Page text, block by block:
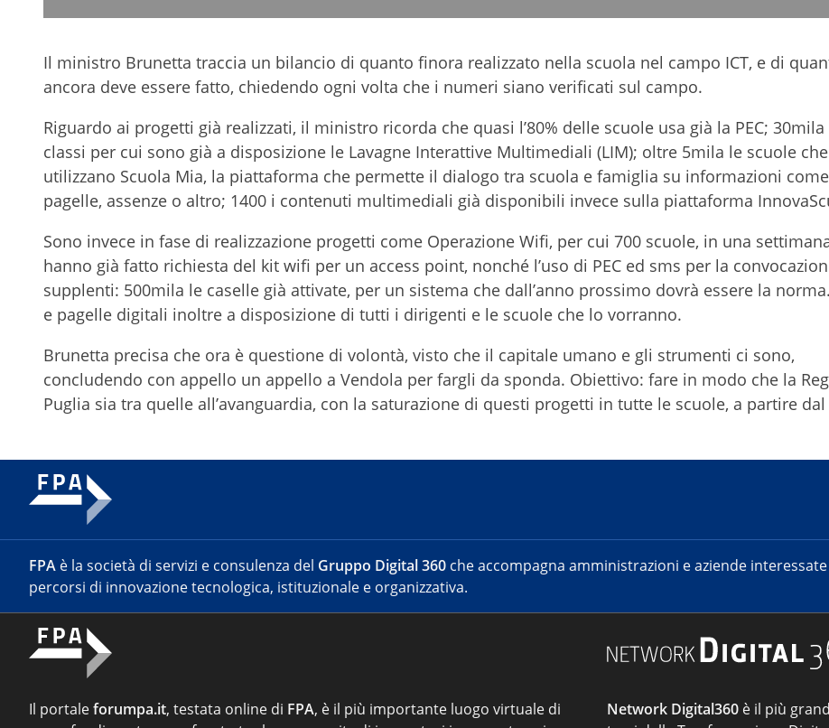
Il ministro Brunetta traccia un bilancio di quanto finora realizzato nella scuola nel campo ICT, e di
ancora deve essere fatto, chiedendo ogni volta che i numeri siano verificati sul campo.
Riguardo ai progetti già realizzati, il ministro ricorda che quasi l’80% delle scuole usa già la PEC; 30mila
classi per cui sono già a disposizione le Lavagne Interattive Multimediali (LIM); oltre 5mila le scuole che
utilizzano Scuola Mia, la piattaforma che permette il dialogo tra scuola e famiglia su informazioni come
pagelle, assenze o altro; 1400 i contenuti multimediali già disponibili invece sulla piattaforma
Sono invece in fase di realizzazione progetti come Operazione Wifi, per cui 700 scuole, in una
hanno già fatto richiesta del kit wifi per un access point, nonché l’uso di PEC ed sms per la
supplenti: 500mila le caselle già attivate, per un sistema che dall’anno prossimo dovrà essere la
e pagelle digitali inoltre a disposizione di tutti i dirigenti e le scuole che lo vorranno.
Brunetta precisa che ora è questione di volontà, visto che il capitale umano e gli strumenti ci sono,
concludendo con appello un appello a Vendola per fargli da sponda. Obiettivo: fare in modo che la
Puglia sia tra quelle all’avanguardia, con la saturazione di questi progetti in tutte le scuole, a partire
FPA è la società di servizi e consulenza del Gruppo Digital 360 che accompagna amministrazioni e aziende
percorsi di innovazione tecnologica, istituzionale e organizzativa.
Il portaleforumpa.it, testata online di FPA, è il più importante luogo virtuale di
Network Digital360 è il più